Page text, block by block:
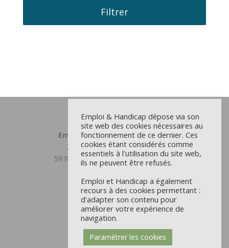
Filtrer
Emploi et Handicap Grand Lille
23 chemin du Moulin Delmar
59708 MARCQ EN BAROEUL CEDEX
03 59 31 81 00
Antenne Douaisis
22 rue d’Orchies - CS 9711
59504 DOUAI CEDEX
03 59 31 81 00
Mentions Légales et CGU
Emploi & Handicap dépose via son
site web des cookies nécessaires au
fonctionnement de ce dernier. Ces
cookies étant considérés comme
essentiels à l'utilisation du site web,
ils ne peuvent être refusés.
Emploi et Handicap a également
recours à des cookies permettant :
d'adapter son contenu pour
améliorer votre expérience de
navigation.
Paramétrer les cookies